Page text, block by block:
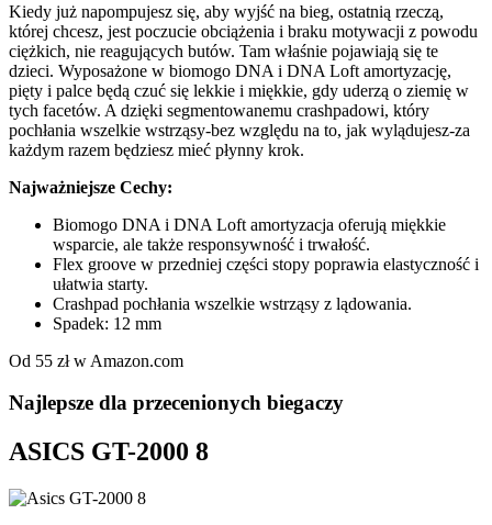
Kiedy już napompujesz się, aby wyjść na bieg, ostatnią rzeczą,
której chcesz, jest poczucie obciążenia i braku motywacji z powodu
ciężkich, nie reagujących butów. Tam właśnie pojawiają się te
dzieci. Wyposażone w biomogo DNA i DNA Loft amortyzację,
pięty i palce będą czuć się lekkie i miękkie, gdy uderzą o ziemię w
tych facetów. A dzięki segmentowanemu crashpadowi, który
pochłania wszelkie wstrząsy-bez względu na to, jak wylądujesz-za
każdym razem będziesz mieć płynny krok.
Najważniejsze Cechy:
Biomogo DNA i DNA Loft amortyzacja oferują miękkie
wsparcie, ale także responsywność i trwałość.
Flex groove w przedniej części stopy poprawia elastyczność i
ułatwia starty.
Crashpad pochłania wszelkie wstrząsy z lądowania.
Spadek: 12 mm
Od 55 zł w Amazon.com
Najlepsze dla przecenionych biegaczy
ASICS GT-2000 8